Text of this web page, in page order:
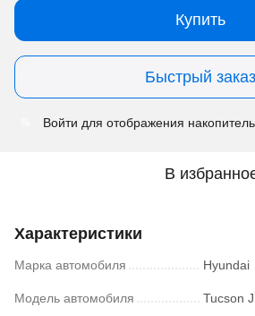
Купить
Быстрый заказ
Войти для отображения
В
Характеристики
Марка автомобиля Hyundai
Модель автомобиля Tucson